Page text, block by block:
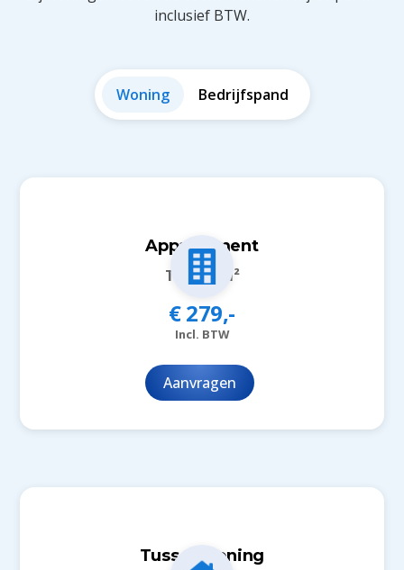
inclusief BTW.
Woning Bedrijfspand
Appartement
Tot 150m²
€ 279,-
Incl. BTW
Aanvragen
Tussenwoning